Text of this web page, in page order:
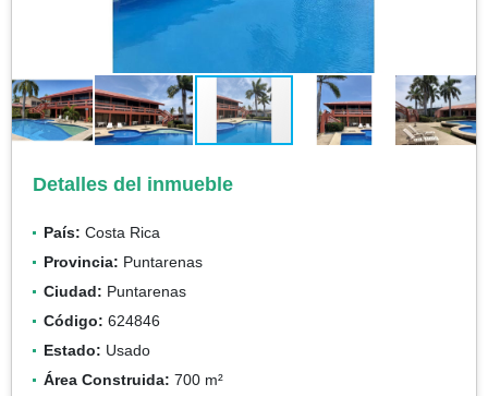
Detalles del inmueble
País: Costa Rica
Provincia: Puntarenas
Ciudad: Puntarenas
Código: 624846
Estado: Usado
Área Construida: 700 m²